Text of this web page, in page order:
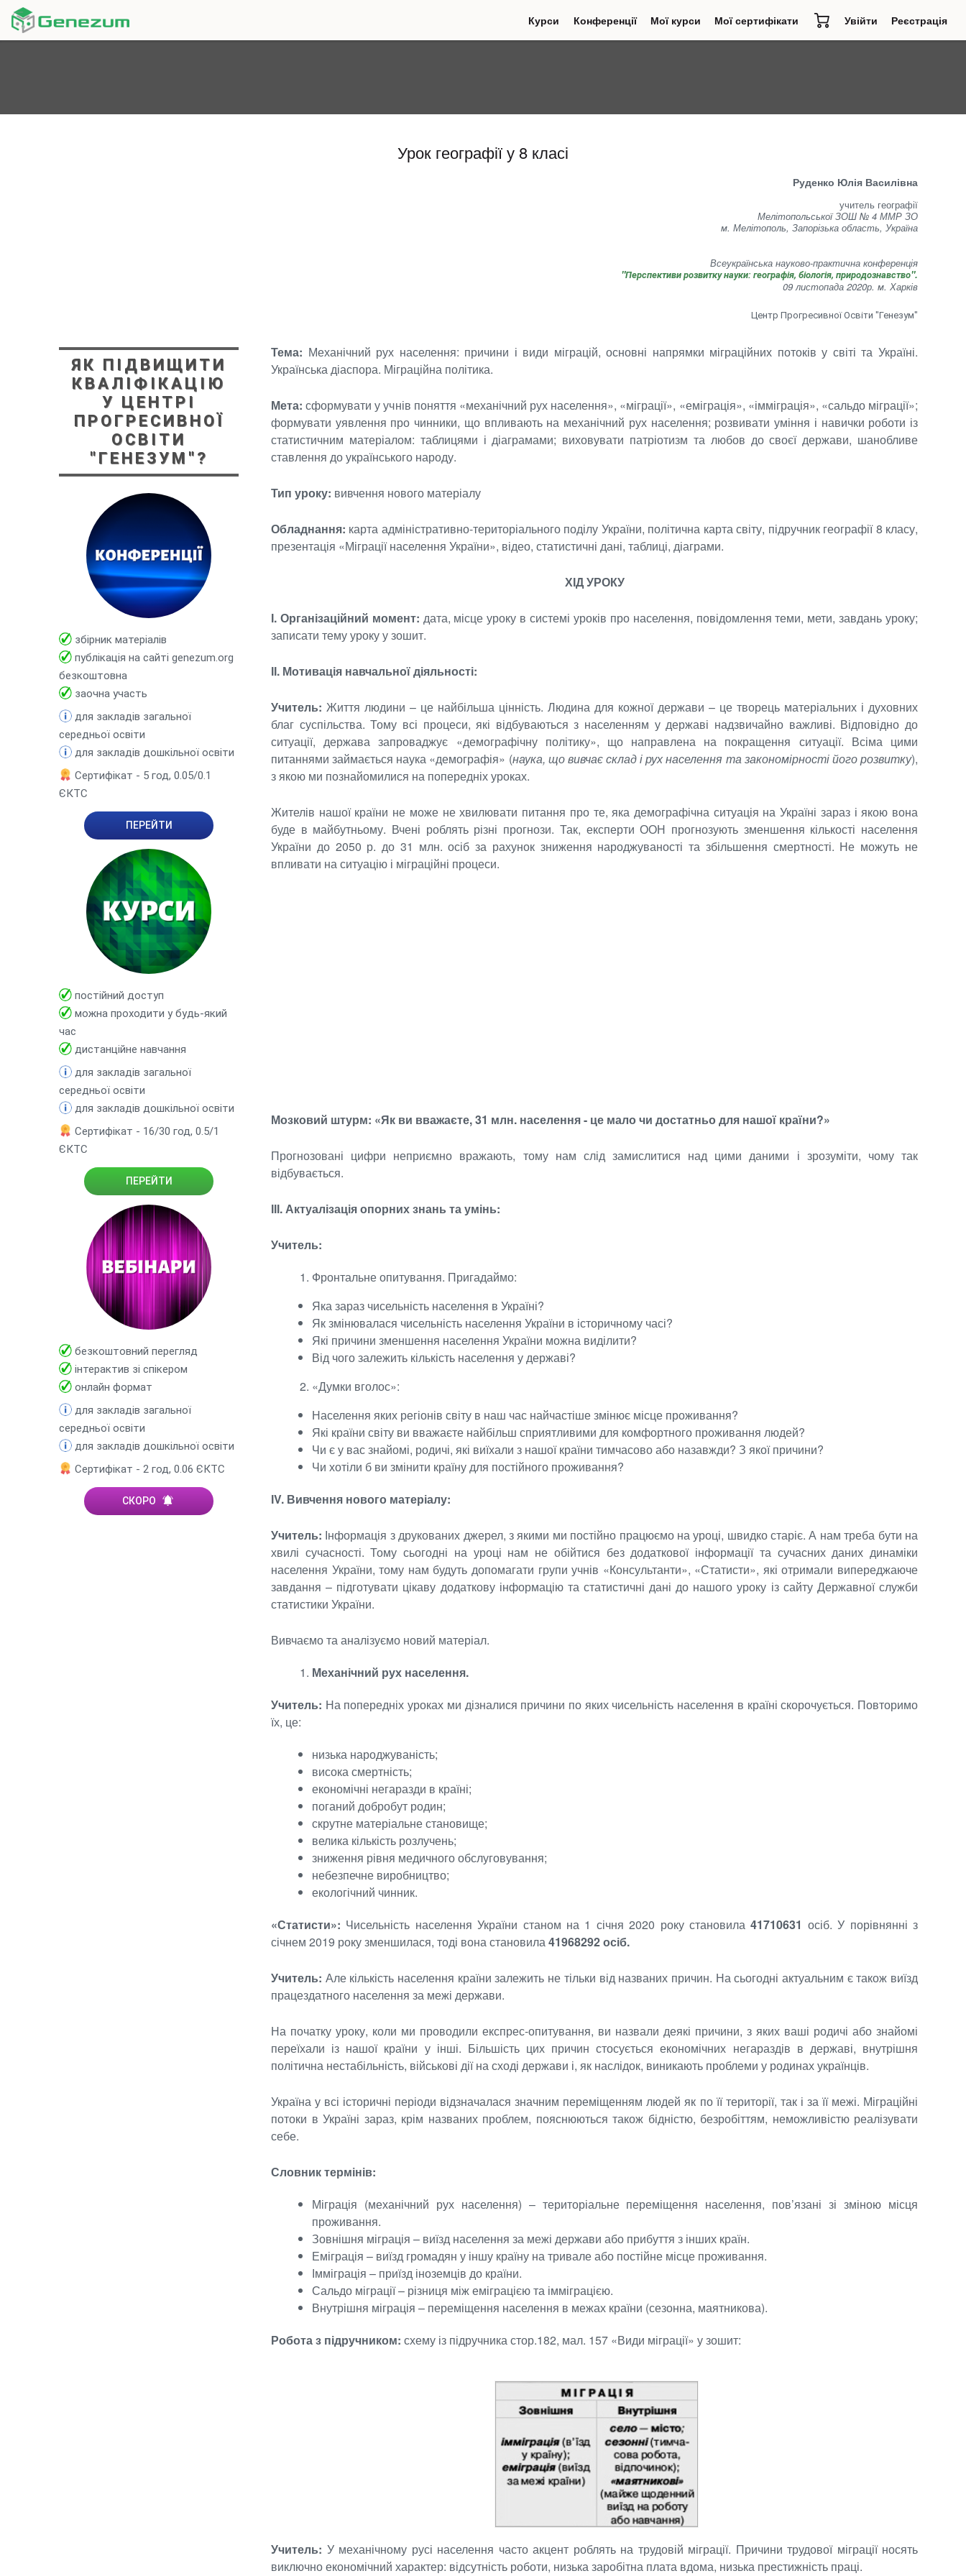
Курси(current)Конференції
(current) Мої курси Мої сертифікати Увійти Реєстрація
Урок географії у 8 класі
Руденко Юлія Василівна
учитель географії
Мелітопольської ЗОШ № 4 ММР ЗО
м. Мелітополь, Запорізька область, Україна
Всеукраїнська науково-практична конференція
"Перспективи розвитку науки: географія, біологія, природознавство".
09 листопада 2020р. м. Харків
Центр Прогресивної Освіти "Генезум"
ЯК ПІДВИЩИТИ
КВАЛІФІКАЦІЮ
У ЦЕНТРІ
ПРОГРЕСИВНОЇ
ОСВІТИ
"ГЕНЕЗУМ"?
збірник матеріалів
публікація на сайті genezum.org
безкоштовна
заочна участь
для закладів загальної
середньої освіти
для закладів дошкільної освіти
Сертифікат - 5 год, 0.05/0.1
ЄКТС
ПЕРЕЙТИ
постійний доступ
можна проходити у будь-який
час
дистанційне навчання
для закладів загальної
середньої освіти
для закладів дошкільної освіти
Сертифікат - 16/30 год, 0.5/1
ЄКТС
ПЕРЕЙТИ
безкоштовний перегляд
інтерактив зі спікером
онлайн формат
для закладів загальної
середньої освіти
для закладів дошкільної освіти
Сертифікат - 2 год, 0.06 ЄКТС
СКОРО
Тема: Механічний рух населення: причини і види міграцій, основні напрямки міграційних потоків у світі та Україні.
Українська діаспора. Міграційна політика.
Мета: сформувати у учнів поняття «механічний рух населення», «міграції», «еміграція», «імміграція», «сальдо міграції»;
формувати уявлення про чинники, що впливають на механічний рух населення; розвивати уміння і навички роботи із
статистичним матеріалом: таблицями і діаграмами; виховувати патріотизм та любов до своєї держави, шанобливе
ставлення до українського народу.
Тип уроку: вивчення нового матеріалу
Обладнання: карта адміністративно-територіального поділу України, політична карта світу, підручник географії 8 класу,
презентація «Міграції населення України», відео, статистичні дані, таблиці, діаграми.
ХІД УРОКУ
І. Організаційний момент: дата, місце уроку в системі уроків про населення, повідомлення теми, мети, завдань уроку;
записати тему уроку у зошит.
ІІ. Мотивація навчальної діяльності:
Учитель: Життя людини – це найбільша цінність. Людина для кожної держави – це творець матеріальних і духовних
благ суспільства. Тому всі процеси, які відбуваються з населенням у державі надзвичайно важливі. Відповідно до
ситуації, держава запроваджує «демографічну політику», що направлена на покращення ситуації. Всіма цими
питаннями займається наука «демографія» (наука, що вивчає склад і рух населення та закономірності його розвитку),
з якою ми познайомилися на попередніх уроках.
Жителів нашої країни не може не хвилювати питання про те, яка демографічна ситуація на Україні зараз і якою вона
буде в майбутньому. Вчені роблять різні прогнози. Так, експерти ООН прогнозують зменшення кількості населення
України до 2050 р. до 31 млн. осіб за рахунок зниження народжуваності та збільшення смертності. Не можуть не
впливати на ситуацію і міграційні процеси.
Мозковий штурм: «Як ви вважаєте, 31 млн. населення - це мало чи достатньо для нашої країни?»
Прогнозовані цифри неприємно вражають, тому нам слід замислитися над цими даними і зрозуміти, чому так
відбувається.
ІІІ. Актуалізація опорних знань та умінь:
Учитель:
Фронтальне опитування. Пригадаймо:
Яка зараз чисельність населення в Україні?
Як змінювалася чисельність населення України в історичному часі?
Які причини зменшення населення України можна виділити?
Від чого залежить кількість населення у державі?
«Думки вголос»:
Населення яких регіонів світу в наш час найчастіше змінює місце проживання?
Які країни світу ви вважаєте найбільш сприятливими для комфортного проживання людей?
Чи є у вас знайомі, родичі, які виїхали з нашої країни тимчасово або назавжди? З якої причини?
Чи хотіли б ви змінити країну для постійного проживання?
ІV. Вивчення нового матеріалу:
Учитель: Інформація з друкованих джерел, з якими ми постійно працюємо на уроці, швидко старіє. А нам треба бути на
хвилі сучасності. Тому сьогодні на уроці нам не обійтися без додаткової інформації та сучасних даних динаміки
населення України, тому нам будуть допомагати групи учнів «Консультанти», «Статисти», які отримали випереджаюче
завдання – підготувати цікаву додаткову інформацію та статистичні дані до нашого уроку із сайту Державної служби
статистики України.
Вивчаємо та аналізуємо новий матеріал.
Механічний рух населення.
Учитель: На попередніх уроках ми дізналися причини по яких чисельність населення в країні скорочується. Повторимо
їх, це:
низька народжуваність;
висока смертність;
економічні негаразди в країні;
поганий добробут родин;
скрутне матеріальне становище;
велика кількість розлучень;
зниження рівня медичного обслуговування;
небезпечне виробництво;
екологічний чинник.
«Статисти»: Чисельність населення України станом на 1 січня 2020 року становила41710631 осіб. У порівнянні з
січнем 2019 року зменшилася, тоді вона становила41968292 осіб.
Учитель: Але кількість населення країни залежить не тільки від названих причин. На сьогодні актуальним є також виїзд
працездатного населення за межі держави.
На початку уроку, коли ми проводили експрес-опитування, ви назвали деякі причини, з яких ваші родичі або знайомі
переїхали із нашої країни у інші. Більшість цих причин стосується економічних негараздів в державі, внутрішня
політична нестабільність, військові дії на сході держави і, як наслідок, виникають проблеми у родинах українців.
Україна у всі історичні періоди відзначалася значним переміщенням людей як по її території, так і за її межі. Міграційні
потоки в Україні зараз, крім названих проблем, пояснюються також бідністю, безробіттям, неможливістю реалізувати
себе.
Словник термінів:
Міграція (механічний рух населення) – територіальне переміщення населення, пов’язані зі зміною місця
проживання.
Зовнішня міграція – виїзд населення за межі держави або прибуття з інших країн.
Еміграція – виїзд громадян у іншу країну на тривале або постійне місце проживання.
Імміграція – приїзд іноземців до країни.
Сальдо міграції – різниця між еміграцією та імміграцією.
Внутрішня міграція – переміщення населення в межах країни (сезонна, маятникова).
Робота з підручником: схему із підручника стор.182, мал. 157 «Види міграції» у зошит:
Учитель: У механічному русі населення часто акцент роблять на трудовій міграції. Причини трудової міграції носять
виключно економічний характер: відсутність роботи, низька заробітна плата вдома, низька престижність праці.